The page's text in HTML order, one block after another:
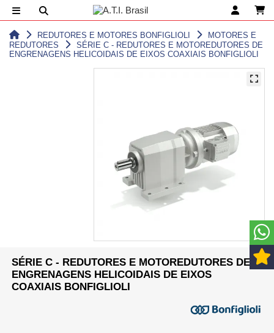
REDUTORES E MOTORES BONFIGLIOLI
MOTORES E
REDUTORES
SÉRIE C - REDUTORES E MOTOREDUTORES DE
ENGRENAGENS HELICOIDAIS DE EIXOS COAXIAIS BONFIGLIOLI
SÉRIE C - REDUTORES E MOTOREDUTORES DE
ENGRENAGENS HELICOIDAIS DE EIXOS
COAXIAIS BONFIGLIOLI